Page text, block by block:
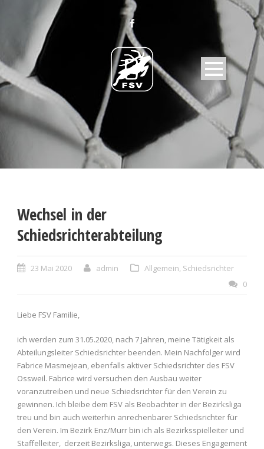
Wechsel in der
Schiedsrichterabteilung
23 Mai 2020 admin Allgemein, Schiedsrichter
0
Liebe FSV Familie,
ich werden zum 31.05.2020, nach 7 Jahren, meine Tätigkeit als
Abteilungsleiter Schiedsrichter beenden. Mein Nachfolger wird
Fabrice Masmejean, ebenfalls aktiver Schiedsrichter des FSV
Ossweil. Fabrice wird versuchen den Ausbau weiter
voranzutreiben und neue Schiedsrichter für den Verein zu
gewinnen. Ich bleibe dem FSV als Beobachter in der Bezirksliga
treu und bin auch weiterhin anrechenbarer Schiedsrichter für
den Verein. Im Bezirk Enz/Murr bin ich als Bezirksspielleiter und
Staffelleiter, derzeit Bezirksliga, unterwegs. Dieses Engagement